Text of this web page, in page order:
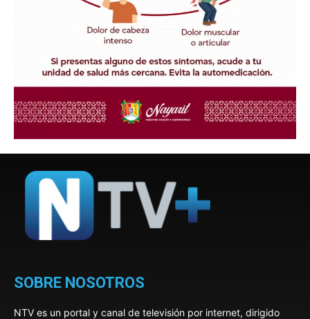
SOBRE NOSOTROS
NTV es un portal y canal de televisión por internet, dirigido